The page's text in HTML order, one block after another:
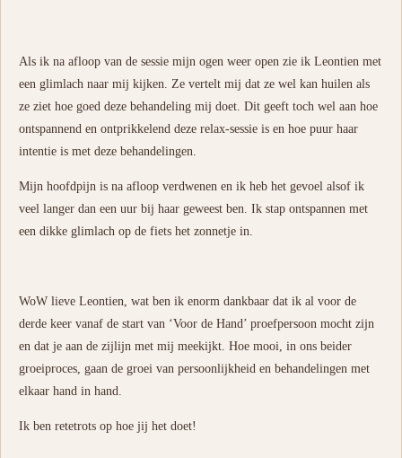
Als ik na afloop van de sessie mijn ogen weer open zie ik Leontien met
een glimlach naar mij kijken. Ze vertelt mij dat ze wel kan huilen als
ze ziet hoe goed deze behandeling mij doet. Dit geeft toch wel aan hoe
ontspannend en ontprikkelend deze relax-sessie is en hoe puur haar
intentie is met deze behandelingen.
Mijn hoofdpijn is na afloop verdwenen en ik heb het gevoel alsof ik
veel langer dan een uur bij haar geweest ben. Ik stap ontspannen met
een dikke glimlach op de fiets het zonnetje in.
WoW lieve Leontien, wat ben ik enorm dankbaar dat ik al voor de
derde keer vanaf de start van ‘Voor de Hand’ proefpersoon mocht zijn
en dat je aan de zijlijn met mij meekijkt. Hoe mooi, in ons beider
groeiproces, gaan de groei van persoonlijkheid en behandelingen met
elkaar hand in hand.
Ik ben retetrots op hoe jij het doet!